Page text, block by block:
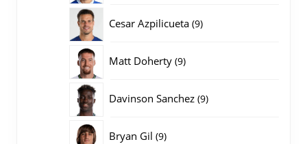
Cesar Azpilicueta 99
Matt Doherty 99
Davinson Sanchez 99
Bryan Gil 99